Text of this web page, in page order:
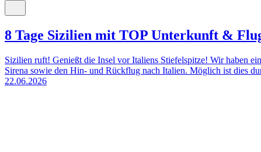
8 Tage Sizilien mit TOP Unterkunft &
Sizilien ruft! Genießt die Insel vor Italiens Stiefelspitze! Wir haben
Sirena sowie den Hin- und Rückflug nach Italien. Möglich ist dies
22.06.2026